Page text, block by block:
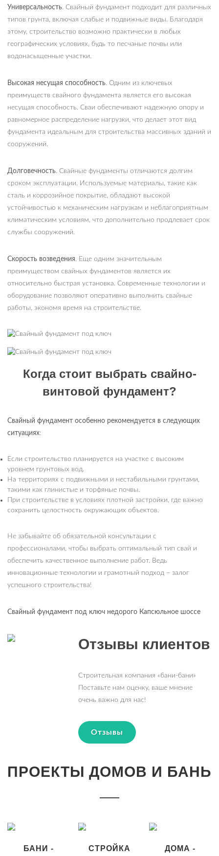
Универсальность. Свайный фундамент подходит для различных
типов грунта, включая слабые и подвижные виды. Благодаря
этому, строительство возможно практически в любых
географических условиях, будь то песчаные почвы или
водонасыщенные участки.
Высокая несущая способность. Одним из ключевых
преимуществ свайного фундамента является его высокая
несущая способность. Сваи обеспечивают надежную опору и
равномерное распределение нагрузки, что делает этот вид
фундамента идеальным для строительства массивных зданий и
сооружений.
Долговечность. Свайные фундаменты отличаются долгим
сроком эксплуатации. Используемые материалы, такие как
сталь и коррозийное покрытие, обладают высокой
устойчивостью к механическим нагрузкам и неблагоприятным
климатическим условиям, что дополнительно продлевает срок
службы сооружений.
Скорость возведения. Еще одним значительным
преимуществом свайных фундаментов является их
относительно быстрая установка. Современные технологии и
оборудование позволяют оперативно выполнить свайные
работы, экономя время на строительстве.
Когда стоит выбрать свайно-
винтовой фундамент?
Свайный фундамент особенно рекомендуется в следующих
ситуациях:
Если строительство планируется на участке с высоким
уровнем грунтовых вод.
На территориях с подвижными и нестабильными грунтами,
такими как глинистые и торфяные почвы.
При строительстве в условиях плотной застройки, где важно
сохранить целостность окружающих объектов.
Не забывайте об обязательной консультации с
профессионалами, чтобы выбрать оптимальный тип свай и
обеспечить качественное выполнение работ. Ведь
инновационные технологии и грамотный подход – залог
успешного строительства!
Свайный фундамент под ключ недорого Капсюльное шоссе
Отзывы клиентов
Строительная компания «бани-бани»
Поставьте нам оценку, ваше мнение
очень важно для нас!
Отзывы
ПРОЕКТЫ ДОМОВ И БАНЬ
БАНИ -
СТРОЙКА
ДОМА -